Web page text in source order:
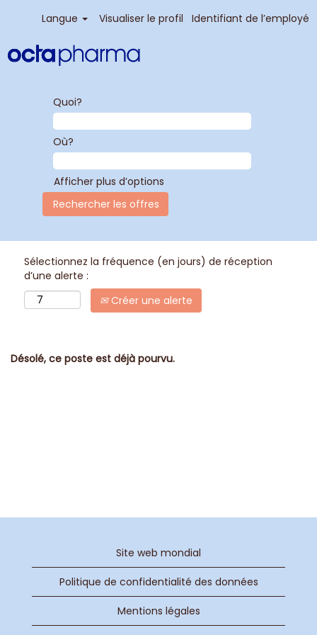
Langue Visualiser le profil Identifiant de l’employé
Quoi?
Où?
Afficher plus d’options
Sélectionnez la fréquence (en jours) de réception
d’une alerte :
Créer une alerte
Désolé, ce poste est déjà pourvu.
Site web mondial
Politique de confidentialité des données
Mentions légales